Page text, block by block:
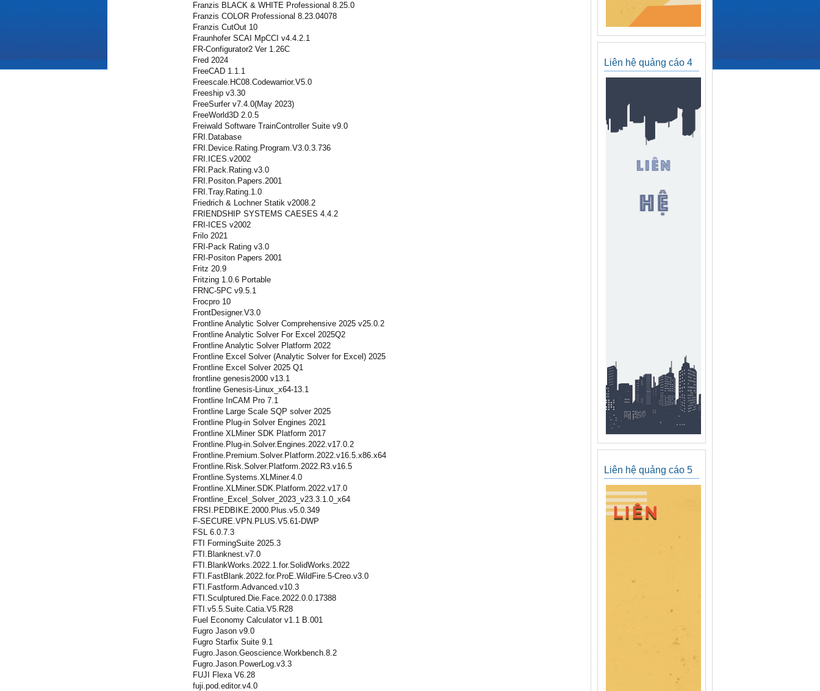
Franzis BLACK & WHITE Professional 8.25.0
Franzis COLOR Professional 8.23.04078
Franzis CutOut 10
Fraunhofer SCAI MpCCI v4.4.2.1
FR-Configurator2 Ver 1.26C
Fred 2024
FreeCAD 1.1.1
Freescale.HC08.Codewarrior.V5.0
Freeship v3.30
FreeSurfer v7.4.0(May 2023)
FreeWorld3D 2.0.5
Freiwald Software TrainController Suite v9.0
FRI.Database
FRI.Device.Rating.Program.V3.0.3.736
FRI.ICES.v2002
FRI.Pack.Rating.v3.0
FRI.Positon.Papers.2001
FRI.Tray.Rating.1.0
Friedrich & Lochner Statik v2008.2
FRIENDSHIP SYSTEMS CAESES 4.4.2
FRI-ICES v2002
Frilo 2021
FRI-Pack Rating v3.0
FRI-Positon Papers 2001
Fritz 20.9
Fritzing 1.0.6 Portable
FRNC-5PC v9.5.1
Frocpro 10
FrontDesigner.V3.0
Frontline Analytic Solver Comprehensive 2025 v25.0.2
Frontline Analytic Solver For Excel 2025Q2
Frontline Analytic Solver Platform 2022
Frontline Excel Solver (Analytic Solver for Excel) 2025
Frontline Excel Solver 2025 Q1
frontline genesis2000 v13.1
frontline Genesis-Linux_x64-13.1
Frontline InCAM Pro 7.1
Frontline Large Scale SQP solver 2025
Frontline Plug-in Solver Engines 2021
Frontline XLMiner SDK Platform 2017
Frontline.Plug-in.Solver.Engines.2022.v17.0.2
Frontline.Premium.Solver.Platform.2022.v16.5.x86.x64
Frontline.Risk.Solver.Platform.2022.R3.v16.5
Frontline.Systems.XLMiner.4.0
Frontline.XLMiner.SDK.Platform.2022.v17.0
Frontline_Excel_Solver_2023_v23.3.1.0_x64
FRSI.PEDBIKE.2000.Plus.v5.0.349
F-SECURE.VPN.PLUS.V5.61-DWP
FSL 6.0.7.3
FTI FormingSuite 2025.3
FTI.Blanknest.v7.0
FTI.BlankWorks.2022.1.for.SolidWorks.2022
FTI.FastBlank.2022.for.ProE.WildFire.5-Creo.v3.0
FTI.Fastform.Advanced.v10.3
FTI.Sculptured.Die.Face.2022.0.0.17388
FTI.v5.5.Suite.Catia.V5.R28
Fuel Economy Calculator v1.1 B.001
Fugro Jason v9.0
Fugro Starfix Suite 9.1
Fugro.Jason.Geoscience.Workbench.8.2
Fugro.Jason.PowerLog.v3.3
FUJI Flexa V6.28
fuji.pod.editor.v4.0
Liên hệ quảng cáo 4
Liên hệ quảng cáo 5